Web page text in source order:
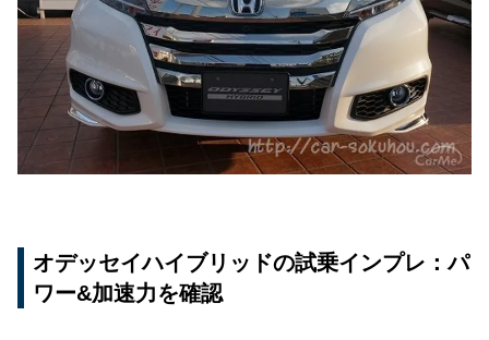
オデッセイハイブリッドの試乗インプレ：パ
ワー&加速力を確認